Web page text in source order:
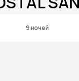
9 ночей